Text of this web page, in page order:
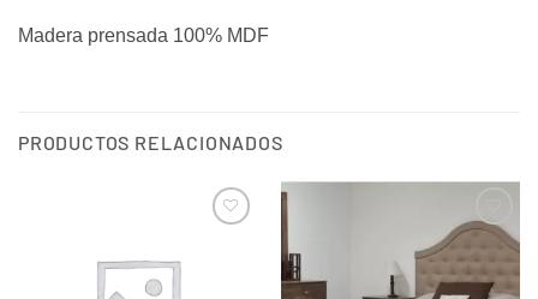
Madera prensada 100% MDF
PRODUCTOS RELACIONADOS